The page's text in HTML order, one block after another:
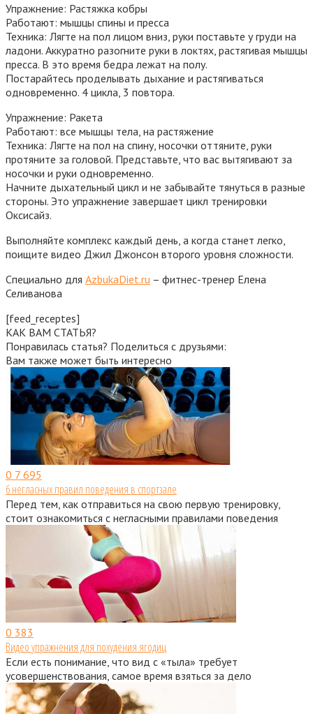
Упражнение: Растяжка кобры
Работают: мышцы спины и пресса
Техника: Лягте на пол лицом вниз, руки поставьте у груди на
ладони. Аккуратно разогните руки в локтях, растягивая мышцы
пресса. В это время бедра лежат на полу.
Постарайтесь проделывать дыхание и растягиваться
одновременно. 4 цикла, 3 повтора.
Упражнение: Ракета
Работают: все мышцы тела, на растяжение
Техника: Лягте на пол на спину, носочки оттяните, руки
протяните за головой. Представьте, что вас вытягивают за
носочки и руки одновременно.
Начните дыхательный цикл и не забывайте тянуться в разные
стороны. Это упражнение завершает цикл тренировки
Оксисайз.
Выполняйте комплекс каждый день, а когда станет легко,
поищите видео Джил Джонсон второго уровня сложности.
Специально для AzbukaDiet.ru – фитнес-тренер Елена
Селиванова
[feed_receptes]
КАК ВАМ СТАТЬЯ?
Понравилась статья? Поделиться с друзьями:
Вам также может быть интересно
0 7 695
6 негласных правил поведения в спортзале
Перед тем, как отправиться на свою первую тренировку,
стоит ознакомиться с негласными правилами поведения
0 383
Видео упражнения для похудения ягодиц
Если есть понимание, что вид с «тыла» требует
усовершенствования, самое время взяться за дело